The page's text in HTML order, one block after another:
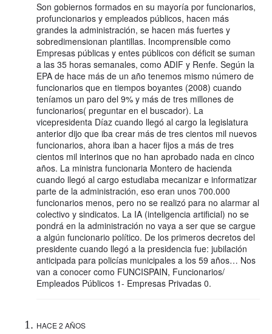
Son gobiernos formados en su mayoría por funcionarios,
profuncionarios y empleados públicos, hacen más
grandes la administración, se hacen más fuertes y
sobredimensionan plantillas. Incomprensible como
Empresas públicas y entes públicos con déficit se suman
a las 35 horas semanales, como ADIF y Renfe. Según la
EPA de hace más de un año tenemos mismo número de
funcionarios que en tiempos boyantes (2008) cuando
teníamos un paro del 9% y más de tres millones de
funcionarios( preguntar en el buscador). La
vicepresidenta Díaz cuando llegó al cargo la legislatura
anterior dijo que iba crear más de tres cientos mil nuevos
funcionarios, ahora iban a hacer fijos a más de tres
cientos mil interinos que no han aprobado nada en cinco
años. La ministra funcionaria Montero de hacienda
cuando llegó al cargo estudiaba mecanizar e informatizar
parte de la administración, eso eran unos 700.000
funcionarios menos, pero no se realizó para no alarmar al
colectivo y sindicatos. La IA (inteligencia artificial) no se
pondrá en la administración no vaya a ser que se cargue
a algún funcionario político. De los primeros decretos del
presidente cuando llegó a la presidencia fue: jubilación
anticipada para policías municipales a los 59 años… Nos
van a conocer como FUNCISPAIN, Funcionarios/
Empleados Públicos 1- Empresas Privadas 0.
HACE 2 AÑOS